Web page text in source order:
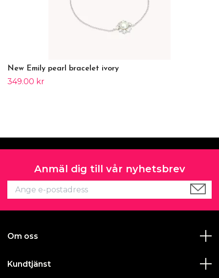
New Emily pearl bracelet ivory
349.00 kr
Anmäl dig till vår nyhetsbrev
Om oss
Kundtjänst